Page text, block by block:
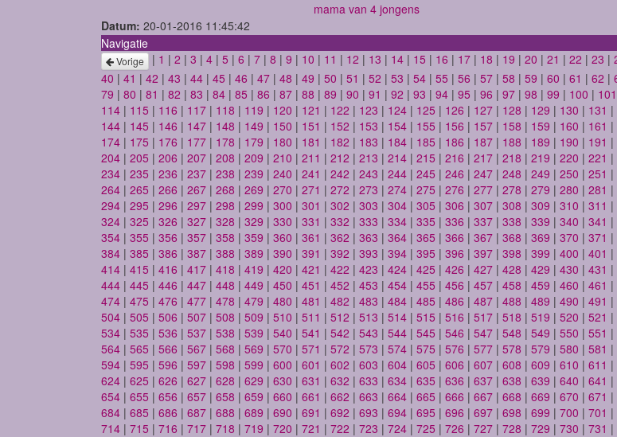
mama van 4 jongens
Datum: 20-01-2016 11:45:42
Navigatie
Vorige | 1 | 2 | 3 | 4 | 5 | 6 | 7 | 8 | 9 | 10 | 11 | 12 | 13 | 14 | 15 | 16 | 17 | 18 | 19 | 20 | 21 | 22 | 23 |
40 | 41 | 42 | 43 | 44 | 45 | 46 | 47 | 48 | 49 | 50 | 51 | 52 | 53 | 54 | 55 | 56 | 57 | 58 | 59 | 60 | 61 | 62 |
79 | 80 | 81 | 82 | 83 | 84 | 85 | 86 | 87 | 88 | 89 | 90 | 91 | 92 | 93 | 94 | 95 | 96 | 97 | 98 | 99 | 100 | 101
114 | 115 | 116 | 117 | 118 | 119 | 120 | 121 | 122 | 123 | 124 | 125 | 126 | 127 | 128 | 129 | 130 | 131 |
144 | 145 | 146 | 147 | 148 | 149 | 150 | 151 | 152 | 153 | 154 | 155 | 156 | 157 | 158 | 159 | 160 | 161 |
174 | 175 | 176 | 177 | 178 | 179 | 180 | 181 | 182 | 183 | 184 | 185 | 186 | 187 | 188 | 189 | 190 | 191 |
204 | 205 | 206 | 207 | 208 | 209 | 210 | 211 | 212 | 213 | 214 | 215 | 216 | 217 | 218 | 219 | 220 | 221 |
234 | 235 | 236 | 237 | 238 | 239 | 240 | 241 | 242 | 243 | 244 | 245 | 246 | 247 | 248 | 249 | 250 | 251 |
264 | 265 | 266 | 267 | 268 | 269 | 270 | 271 | 272 | 273 | 274 | 275 | 276 | 277 | 278 | 279 | 280 | 281 |
294 | 295 | 296 | 297 | 298 | 299 | 300 | 301 | 302 | 303 | 304 | 305 | 306 | 307 | 308 | 309 | 310 | 311 |
324 | 325 | 326 | 327 | 328 | 329 | 330 | 331 | 332 | 333 | 334 | 335 | 336 | 337 | 338 | 339 | 340 | 341 |
354 | 355 | 356 | 357 | 358 | 359 | 360 | 361 | 362 | 363 | 364 | 365 | 366 | 367 | 368 | 369 | 370 | 371 |
384 | 385 | 386 | 387 | 388 | 389 | 390 | 391 | 392 | 393 | 394 | 395 | 396 | 397 | 398 | 399 | 400 | 401 |
414 | 415 | 416 | 417 | 418 | 419 | 420 | 421 | 422 | 423 | 424 | 425 | 426 | 427 | 428 | 429 | 430 | 431 |
444 | 445 | 446 | 447 | 448 | 449 | 450 | 451 | 452 | 453 | 454 | 455 | 456 | 457 | 458 | 459 | 460 | 461 |
474 | 475 | 476 | 477 | 478 | 479 | 480 | 481 | 482 | 483 | 484 | 485 | 486 | 487 | 488 | 489 | 490 | 491 |
504 | 505 | 506 | 507 | 508 | 509 | 510 | 511 | 512 | 513 | 514 | 515 | 516 | 517 | 518 | 519 | 520 | 521 |
534 | 535 | 536 | 537 | 538 | 539 | 540 | 541 | 542 | 543 | 544 | 545 | 546 | 547 | 548 | 549 | 550 | 551 |
564 | 565 | 566 | 567 | 568 | 569 | 570 | 571 | 572 | 573 | 574 | 575 | 576 | 577 | 578 | 579 | 580 | 581 |
594 | 595 | 596 | 597 | 598 | 599 | 600 | 601 | 602 | 603 | 604 | 605 | 606 | 607 | 608 | 609 | 610 | 611 |
624 | 625 | 626 | 627 | 628 | 629 | 630 | 631 | 632 | 633 | 634 | 635 | 636 | 637 | 638 | 639 | 640 | 641 |
654 | 655 | 656 | 657 | 658 | 659 | 660 | 661 | 662 | 663 | 664 | 665 | 666 | 667 | 668 | 669 | 670 | 671 |
684 | 685 | 686 | 687 | 688 | 689 | 690 | 691 | 692 | 693 | 694 | 695 | 696 | 697 | 698 | 699 | 700 | 701 |
714 | 715 | 716 | 717 | 718 | 719 | 720 | 721 | 722 | 723 | 724 | 725 | 726 | 727 | 728 | 729 | 730 | 731 |